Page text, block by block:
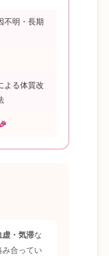
不明・長期
よる体質改
虚・気滞な
み合ってい